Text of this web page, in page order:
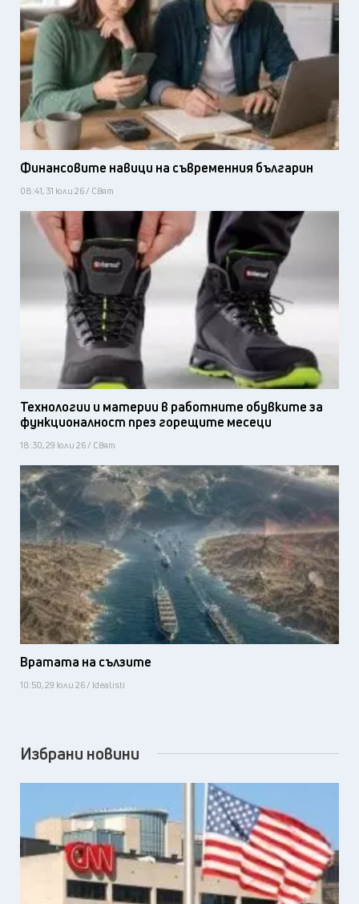
Финансовите навици на съвременния българин
08:41, 31 юли 26 / Свят
Технологии и материи в работните обувките за
функционалност през горещите месеци
18:30, 29 юли 26 / Свят
Вратата на сълзите
10:50, 29 юли 26 / Idealisti
Избрани новини